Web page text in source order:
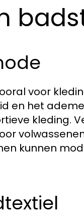
voor
en het
kleding.
kunnen